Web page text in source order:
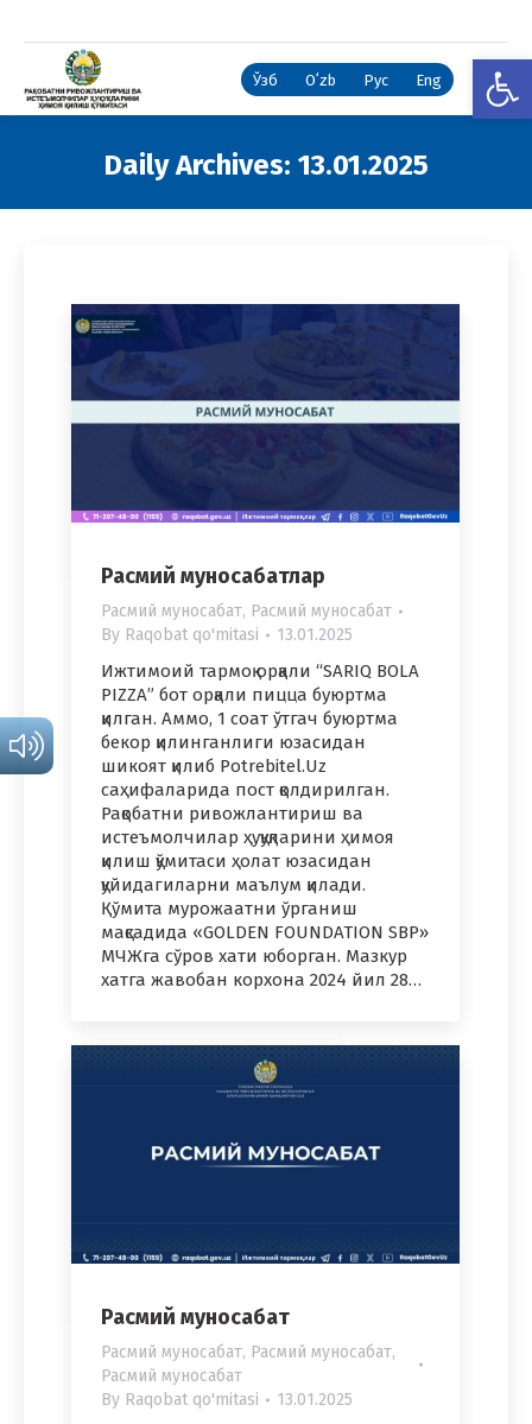
Ўзб Oʻzb Рус Eng
Daily Archives: 13.01.2025
Расмий муносабатлар
Расмий муносабат, Расмий муносабат
By Raqobat qo'mitasi 13.01.2025
Ижтимоий тармоқ орқали “SARIQ BOLA
PIZZA” бот орқали пицца буюртма
қилган. Аммо, 1 соат ўтгач буюртма
бекор қилинганлиги юзасидан
шикоят қилиб Potrebitel.Uz
саҳифаларида пост қолдирилган.
Рақобатни ривожлантириш ва
истеъмолчилар ҳуқуқларини ҳимоя
қилиш қўмитаси ҳолат юзасидан
қуйидагиларни маълум қилади.
Қўмита мурожаатни ўрганиш
мақсадида «GOLDEN FOUNDATION SBP»
МЧЖга сўров хати юборган. Мазкур
хатга жавобан корхона 2024 йил 28…
Расмий муносабат
Расмий муносабат, Расмий муносабат,
Расмий муносабат
By Raqobat qo'mitasi 13.01.2025